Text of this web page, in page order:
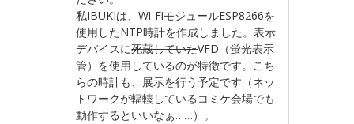
私IBUKIは、Wi-FiモジュールESP8266を
使用したNTP時計を作成しました。表示
デバイスに死蔵していたVFD（蛍光表示
管）を使用しているのが特徴です。こち
らの時計も、展示を行う予定です（ネッ
トワークが輻輳しているコミケ会場でも
動作するといいなぁ……）。